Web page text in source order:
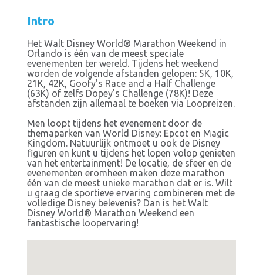
Intro
Het Walt Disney World® Marathon Weekend in
Orlando is één van de meest speciale
evenementen ter wereld. Tijdens het weekend
worden de volgende afstanden gelopen: 5K, 10K,
21K, 42K, Goofy's Race and a Half Challenge
(63K) of zelfs Dopey's Challenge (78K)! Deze
afstanden zijn allemaal te boeken via Loopreizen.
Men loopt tijdens het evenement door de
themaparken van World Disney: Epcot en Magic
Kingdom. Natuurlijk ontmoet u ook de Disney
figuren en kunt u tijdens het lopen volop genieten
van het entertainment! De locatie, de sfeer en de
evenementen eromheen maken deze marathon
één van de meest unieke marathon dat er is. Wilt
u graag de sportieve ervaring combineren met de
volledige Disney belevenis? Dan is het Walt
Disney World® Marathon Weekend een
fantastische loopervaring!